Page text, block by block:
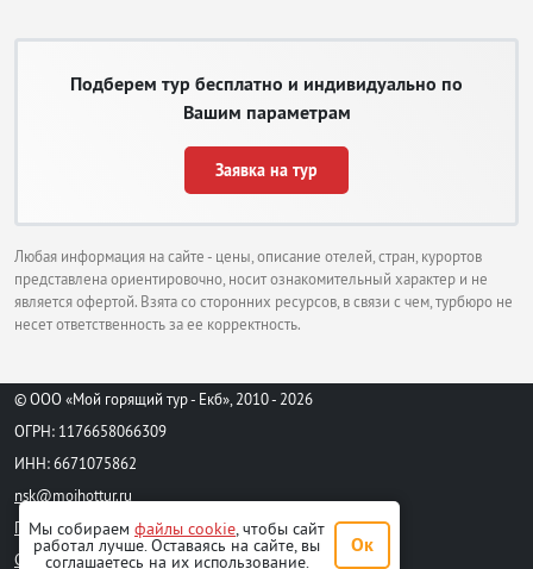
Подберем тур бесплатно и индивидуально по
Вашим параметрам
Заявка на тур
Любая информация на сайте - цены, описание отелей, стран, курортов
представлена ориентировочно, носит ознакомительный характер и не
является офертой. Взята со сторонних ресурсов, в связи с чем, турбюро не
несет ответственность за ее корректность.
© ООО «Мой горящий тур - Екб», 2010 - 2026
ОГРН: 1176658066309
ИНН: 6671075862
nsk@moihottur.ru
Пользовательское соглашение
Стандартный договор на турпродукт
Мы собираем файлы cookie, чтобы сайт
работал лучше. Оставаясь на сайте, вы
соглашаетесь на их использование.
Ок